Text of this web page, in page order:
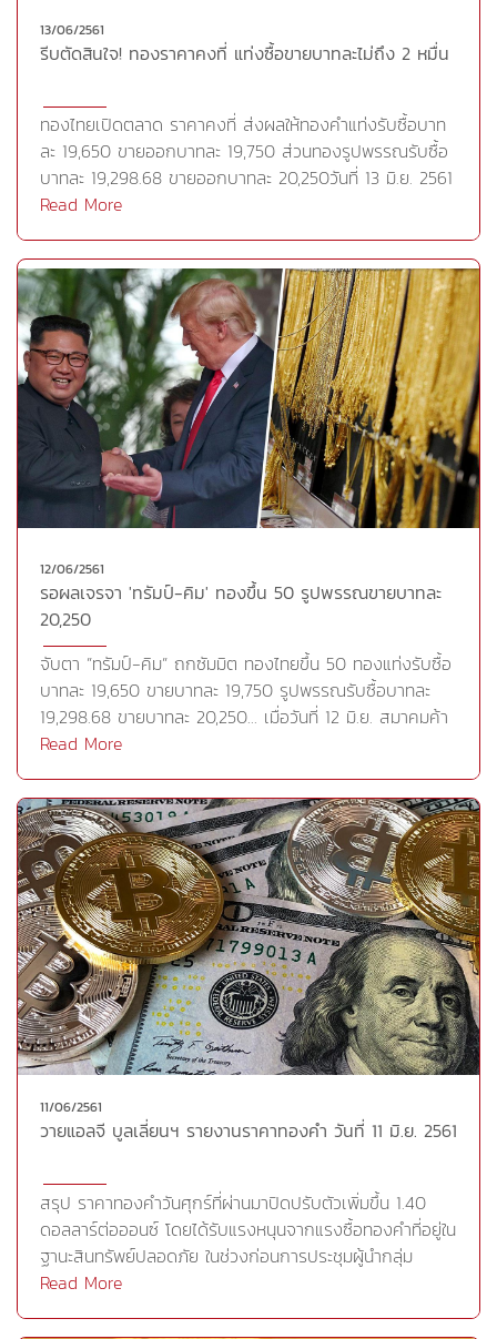
ชัดเจน แนวโน้มดังกล่าวกระตุ้นแรงซื้อทองคำในฐานะ
สินทรัพย์ปลอดภัยนอกจากนี้ นักลงทุนจะจับตามองการ
พฤหัสบดีซึ่ง ECB อาจจะส่งสัญญาณความตั้งใจในการเริ่ม
ลดแผนการซื้อพันธบัตร ซึ่งปัจจุบันอยู่ที่ 3 หมื่นล้านยูโรต่อ
เดือน ซึ่งอาจจะเป็นแรงหนุนทองคำด้วยการหนุนยูโรและทำให้
ดอลลาร์อ่อนลง ก่อนหน้านี้เจ้าหน้าที่กำหนดนโยบายเห็นพ้อง
ทางการใดๆเกี่ยวกับการยุติโครงการดังกล่าว เบื้องต้นวาย
แอลจีประเมินว่า อาจต้องรอดูการเคลื่อนไหวของราคาทองคำ
ว่าจะสามารถยืนในบริเวณ 1,307-1,315 ดอลลาร์ต่อออนซ์ได้
อย่างแข็งแกร่งหรือไม่ หากสามารถยืนได้ประเมินว่าราคา
ทองคำจะขยับขึ้นชนแนวต้านในโซน 1,325 ดอลลาร์ต่อออนซ์
ในขณะที่หากราคาทองคำไม่สามารถยืน 1,315 ดอลลาร์ต่อ
ออนซ์ได้อย่างแข็งแกร่ง นักลงทุนต้องระมัดระวังการอ่อนตัว
ของราคาทองคำกลยุทธ์การลงทุน วายแอลจี มีมุมมองว่า
ราคาทองคำยังอยู่ในช่วงการแกว่งตัวเพื่อสะสมกำลังในระยะ
สั้น แต่หากราคาทองคำดีดตัวขึ้นไม่ผ่านแนวต้านที่ 1,307-
กล่าวได้ อาจเกิดแรงขายทำกำไรระยะสั้นออกมา หากราคา
ทองคำย่อตัวลงมา ประเมินแนวรับที่ 1,285-1,282 ดอลลาร์ต่อ
ออนซ์ แต่หากราคาสามารถยืนเหนือแนวต้าน 1,307-1,315
ดอลลาร์ต่อออนซ์ได้ ราคาก็พร้อมขึ้นไปทดสอบแนวต้านถัดไป
ที่ระดับ 1,325 ดอลลาร์ต่อออนซ์ ในระยะสั้น แนะนำให้เล่นใน
กรอบ โดยรอจังหวะเปิดสถานะซื้อเมื่อราคาย่อตัวลงมา
บริเวณแนวรับ และขายทำกำไรเมื่อราคาดีดตัวขึ้นไปบริเวณ
แนวต้านทองคำแท่ง (96.50%)แนวรับ 1,282 (19,500บาท)
1,271 (19,300บาท) 1,263 (19,200บาท)แนวต้าน 1,307
(19,900บาท) 1,315 (20,050บาท) 1,325 (20,200บาท)
Cr.https://goo.gl/qW95Yd
13/06/2561
รีบตัดสินใจ! ทองราคาคงที่ แท่งซื้อขายบาทละไม่ถึง 2 หมื่น
ทองไทยเปิดตลาด ราคาคงที่ ส่งผลให้ทองคำแท่งรับซื้อบาท
ละ 19,650 ขายออกบาทละ 19,750 ส่วนทองรูปพรรณรับซื้อ
บาทละ 19,298.68 ขายออกบาทละ 20,250วันที่ 13 มิ.ย. 2561
สมาคมค้าทองคำประกาศราคาทองไทย เปิดตลาดครั้งที่ 1
19,650 ขายออกบาทละ 19,750 ส่วนทองรูปพรรณรับซื้อบาท
ละ 19,298.68 ขายออกบาทละ 20,250 บาทCr.
https://www.thairath.co.th/content/1306566
Read More
12/06/2561
รอผลเจรจา 'ทรัมป์-คิม' ทองขึ้น 50 รูปพรรณขายบาทละ
20,250
จับตา ”ทรัมป์-คิม” ถกซัมมิต ทองไทยขึ้น 50 ทองแท่งรับซื้อ
บาทละ 19,650 ขายบาทละ 19,750 รูปพรรณรับซื้อบาทละ
19,298.68 ขายบาทละ 20,250... เมื่อวันที่ 12 มิ.ย. สมาคมค้า
ทองคำรายงานราคาทองไทยเปิดตลาด ปรับขึ้น 50 บาท จาก
ออกบาทละ 19,750 ส่วนทองรูปพรรณรับซื้อบาทละ
19,298.68 ขายออกบาทละ 20,250 ทั้งนี้นักลงทุนชะลอการ
ซื้อขาย จับตาการประชุมสุดยอดครั้งประวัติศาสตร์ที่สิงคโปร์
ระหว่างประธานาธิบดีโดนัลด์ ทรัมป์ แห่งสหรัฐฯ และนายคิม
จอง อึน ผู้นำเกาหลีเหนือ โดยสัญญาทองคำตลาดนิวยอร์ก
ปิดขยับขึ้นเล็กน้อยเมื่อคืนนี้ (11 มิ.ย.) ส่งส่งผลให้สัญญา
ทองคำตลาดโคแมกซ์ เดือน ส.ค.ขยับขึ้น 50 เซนต์ หรือ
0.04% ปิดที่ 1,303.2 ดอลลาร์/ออนซ์ ขณะเดียวกันนักลงทุน
ยังจับตาการประชุมของธนาคารกลางสหรัฐฯ (เฟด) และ
ธนาคารกลางยุโรป (ECB) ซึ่งจะมีขึ้นในสัปดาห์นี้Cr.
https://www.thairath.co.th/content/1305502
Read More
11/06/2561
วายแอลจี บูลเลี่ยนฯ รายงานราคาทองคำ วันที่ 11 มิ.ย. 2561
สรุป ราคาทองคำวันศุกร์ที่ผ่านมาปิดปรับตัวเพิ่มขึ้น 1.40
ดอลลาร์ต่อออนซ์ โดยได้รับแรงหนุนจากแรงซื้อทองคำที่อยู่ใน
ฐานะสินทรัพย์ปลอดภัย ในช่วงก่อนการประชุมผู้นำกลุ่ม
ประเทศอุตสาหกรรม 7 ประเทศ หรือ G-7 ในวันศุกร์และเสาร์
Read More